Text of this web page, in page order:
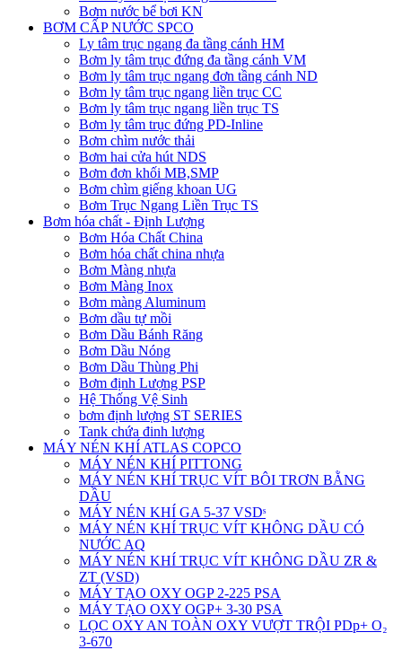
Bơm nước bể bơi KN
BƠM CẤP NƯỚC SPCO
Ly tâm trục ngang đa tầng cánh HM
Bơm ly tâm trục đứng đa tầng cánh VM
Bơm ly tâm trục ngang đơn tầng cánh ND
Bơm ly tâm trục ngang liền trục CC
Bơm ly tâm trục ngang liền trục TS
Bơm ly tâm trục đứng PD-Inline
Bơm chìm nước thải
Bơm hai cửa hút NDS
Bơm đơn khối MB,SMP
Bơm chìm giếng khoan UG
Bơm Trục Ngang Liền Trục TS
Bơm hóa chất - Định Lượng
Bơm Hóa Chất China
Bơm hóa chất china nhựa
Bơm Màng nhựa
Bơm Màng Inox
Bơm màng Aluminum
Bơm dầu tự mồi
Bơm Dầu Bánh Răng
Bơm Dầu Nóng
Bơm Dầu Thùng Phi
Bơm định Lượng PSP
Hệ Thống Vệ Sinh
bơm định lượng ST SERIES
Tank chứa đinh lượng
MÁY NÉN KHÍ ATLAS COPCO
MÁY NÉN KHÍ PITTONG
MÁY NÉN KHÍ TRỤC VÍT BÔI TRƠN BẰNG
DẦU
MÁY NÉN KHÍ GA 5-37 VSDˢ
MÁY NÉN KHÍ TRỤC VÍT KHÔNG DẦU CÓ
NƯỚC AQ
MÁY NÉN KHÍ TRỤC VÍT KHÔNG DẦU ZR &
ZT (VSD)
MÁY TẠO OXY OGP 2-225 PSA
MÁY TẠO OXY OGP+ 3-30 PSA
LỌC OXY AN TOÀN OXY VƯỢT TRỘI PDp+ O₂
3-670